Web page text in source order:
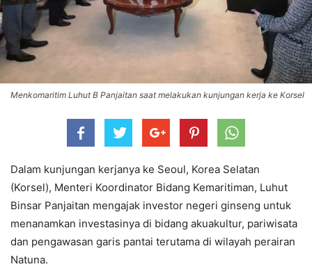
Menkomaritim Luhut B Panjaitan saat melakukan kunjungan kerja ke Korsel
Dalam kunjungan kerjanya ke Seoul, Korea Selatan
(Korsel), Menteri Koordinator Bidang Kemaritiman, Luhut
Binsar Panjaitan mengajak investor negeri ginseng untuk
menanamkan investasinya di bidang akuakultur, pariwisata
dan pengawasan garis pantai terutama di wilayah perairan
Natuna.